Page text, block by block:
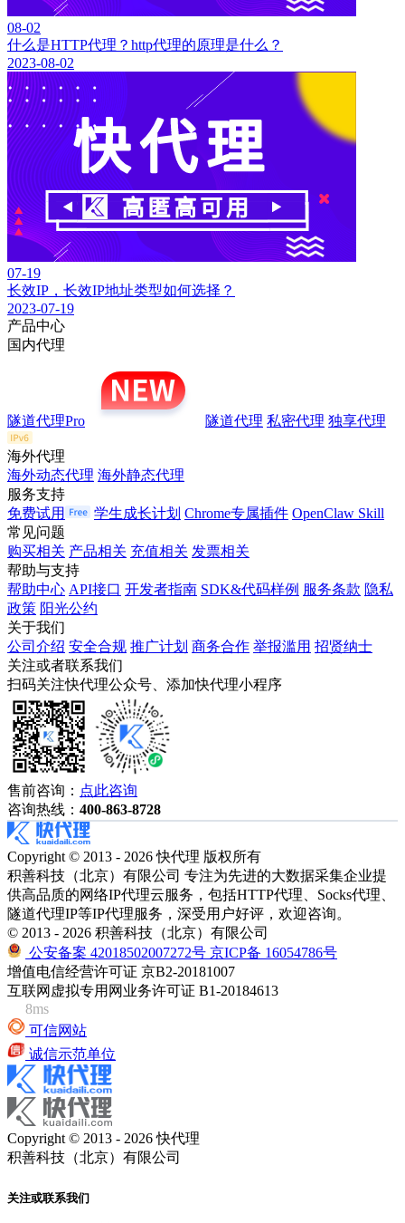
08-02
什么是HTTP代理？http代理的原理是什么？
2023-08-02
07-19
长效IP，长效IP地址类型如何选择？
2023-07-19
产品中心
国内代理
隧道代理Pro 隧道代理 私密代理 独享代理
海外代理
海外动态代理 海外静态代理
服务支持
免费试用
学生成长计划 Chrome专属插件 OpenClaw Skill
常见问题
购买相关 产品相关 充值相关 发票相关
帮助与支持
帮助中心 API接口 开发者指南 SDK&代码样例 服务条款 隐私
政策 阳光公约
关于我们
公司介绍 安全合规 推广计划 商务合作 举报滥用 招贤纳士
关注或者联系我们
扫码关注快代理公众号、添加快代理小程序
售前咨询： 点此咨询
咨询热线： 400-863-8728
Copyright © 2013 - 2026 快代理 版权所有
积善科技（北京）有限公司 专注为先进的大数据采集企业提
供高品质的网络IP代理云服务，包括HTTP代理、Socks代理、
隧道代理IP等IP代理服务，深受用户好评，欢迎咨询。
© 2013 - 2026 积善科技（北京）有限公司
公安备案 42018502007272号 京ICP备 16054786号
增值电信经营许可证 京B2-20181007
互联网虚拟专用网业务许可证 B1-20184613
8ms
可信网站
诚信示范单位
Copyright © 2013 - 2026 快代理
积善科技（北京）有限公司
关注或联系我们